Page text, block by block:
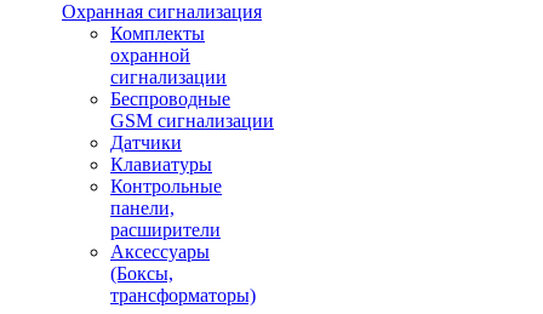
Охранная сигнализация
Комплекты
охранной
сигнализации
Беспроводные
GSM сигнализации
Датчики
Клавиатуры
Контрольные
панели,
расширители
Аксессуары
(Боксы,
трансформаторы)